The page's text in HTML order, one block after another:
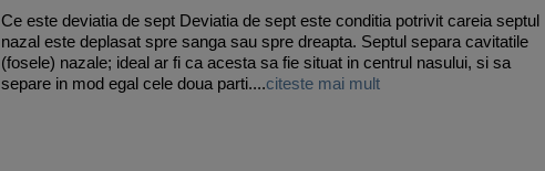
Ce este deviatia de sept Deviatia de sept este conditia potrivit careia septul
nazal este deplasat spre sanga sau spre dreapta. Septul separa cavitatile
(fosele) nazale; ideal ar fi ca acesta sa fie situat in centrul nasului, si sa
separe in mod egal cele doua parti....citeste mai mult